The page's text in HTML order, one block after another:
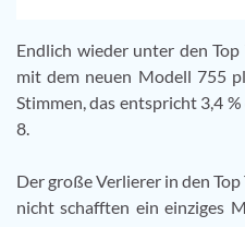
Endlich wieder unter den Top
mit dem neuen Modell 755
Stimmen, das entspricht 3,4
8.
Der große Verlierer in den Top
nicht schafften ein einziges